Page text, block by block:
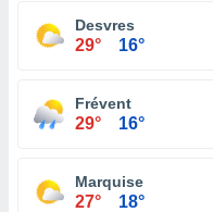
Desvres
29° 16°
Frévent
29° 16°
Marquise
27° 18°